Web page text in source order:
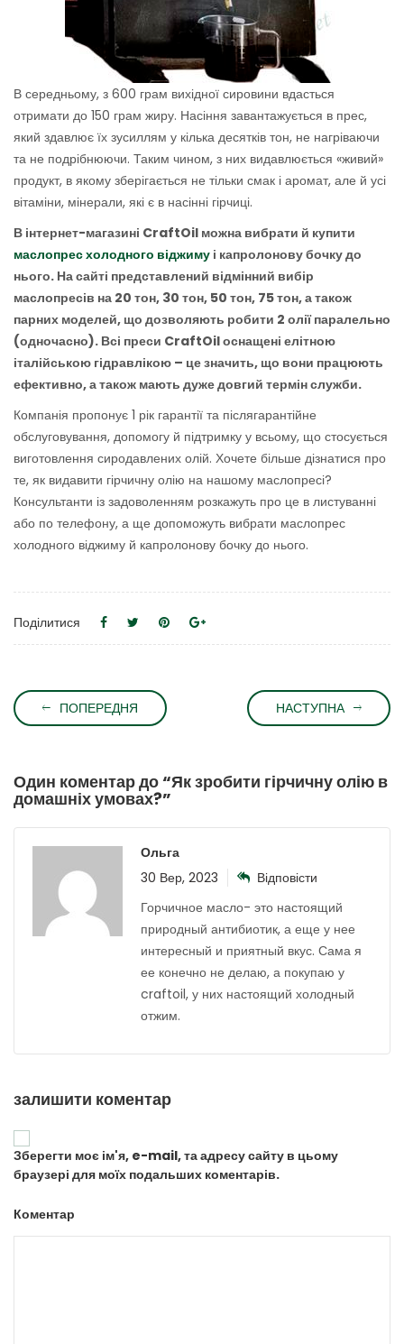
В середньому, з 600 грам вихідної сировини вдасться
отримати до 150 грам жиру. Насіння завантажується в прес,
який здавлює їх зусиллям у кілька десятків тон, не нагріваючи
та не подрібнюючи. Таким чином, з них видавлюється «живий»
продукт, в якому зберігається не тільки смак і аромат, але й усі
вітаміни, мінерали, які є в насінні гірчиці.
В інтернет-магазині CraftOil можна вибрати й купити
маслопрес холодного віджиму і капролонову бочку до
нього. На сайті представлений відмінний вибір
маслопресів на 20 тон, 30 тон, 50 тон, 75 тон, а також
парних моделей, що дозволяють робити 2 олії паралельно
(одночасно). Всі преси CraftOil оснащені елітною
італійською гідравлікою – це значить, що вони працюють
ефективно, а також мають дуже довгий термін служби.
Компанія пропонує 1 рік гарантії та післягарантійне
обслуговування, допомогу й підтримку у всьому, що стосується
виготовлення сиродавлених олій. Хочете більше дізнатися про
те, як видавити гірчичну олію на нашому маслопресі?
Консультанти із задоволенням розкажуть про це в листуванні
або по телефону, а ще допоможуть вибрати маслопрес
холодного віджиму й капролонову бочку до нього.
Поділитися
ПОПЕРЕДНЯ НАСТУПНА
Один коментар до “Як зробити гірчичну олію в
домашніх умовах?”
Ольга
30 Вер, 2023
Відповісти
Горчичное масло- это настоящий
природный антибиотик, а еще у нее
интересный и приятный вкус. Сама я
ее конечно не делаю, а покупаю у
craftoil, у них настоящий холодный
отжим.
залишити коментар
Зберегти моє ім'я, e-mail, та адресу сайту в цьому
браузері для моїх подальших коментарів.
Коментар